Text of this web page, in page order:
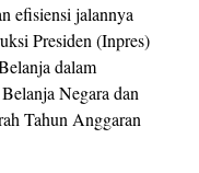
efisiensi jalannya
Presiden (Inpres)
dalam
Negara dan
Tahun Anggaran